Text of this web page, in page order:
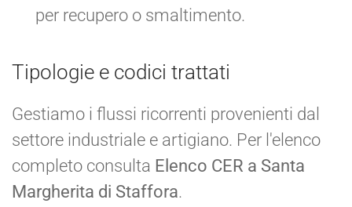
per recupero o smaltimento.
Tipologie e codici trattati
Gestiamo i flussi ricorrenti provenienti dal
settore industriale e artigiano. Per l'elenco
completo consulta Elenco CER a Santa
Margherita di Staffora.